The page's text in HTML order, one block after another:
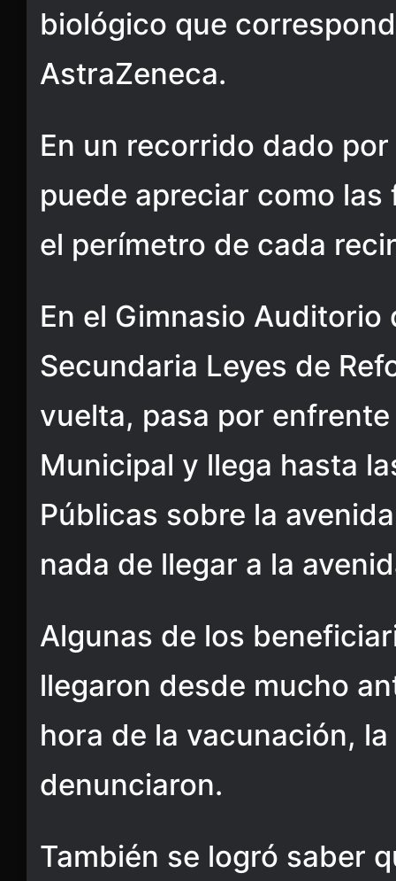
biológico que
AstraZeneca.
En un recorrido dado
puede apreciar como
el perímetro de cada
En el Gimnasio Auditorio
Secundaria Leyes de
vuelta, pasa por
Municipal y llega hasta
Públicas sobre la
nada de llegar a la
Algunas de los
llegaron desde mucho
hora de la vacunación,
denunciaron.
También se logró saber